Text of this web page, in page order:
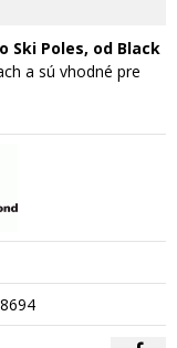
Ski Poles, od Black
a sú vhodné pre